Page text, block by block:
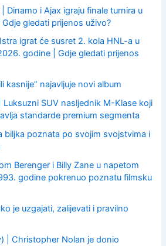
Dinamo i Ajax igraju finale turnira u
gledati prijenos uživo?
igrat će susret 2. kola HNL-a u
godine | Gdje gledati prijenos
kasnije” najavljuje novi album
Luksuzni SUV nasljednik M-Klase koji
standarde premium segmenta
biljka poznata po svojim svojstvima i
Berenger i Billy Zane u napetom
godine pokrenuo poznatu filmsku
je uzgajati, zalijevati i pravilno
| Christopher Nolan je donio